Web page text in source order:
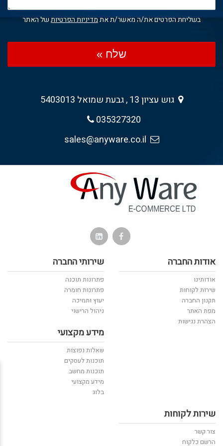
בשליחת הפרטים את/ה מאשר/ת אתמדיניות הפרטיותשל האתר
שלח »
גוש עציון 13 , גבעת שמואל 5403013
035327320
אודות החברה
אודותינו
שירות לקוחות
תקנון החברה
מפת האתר
הצהרת נגישות
שירותי החברה
פתרונות תוכנה
פתרונות חומרה
יעוץ ותמיכה
ניהול הרישוי
מידע מקצועי
שאלות נפוצות
תוכנות לעסקים
תוכנות מחשב
מידע מקצועי
בלוג
שירות לקוחות
צור קשר
הרשם כלקוח